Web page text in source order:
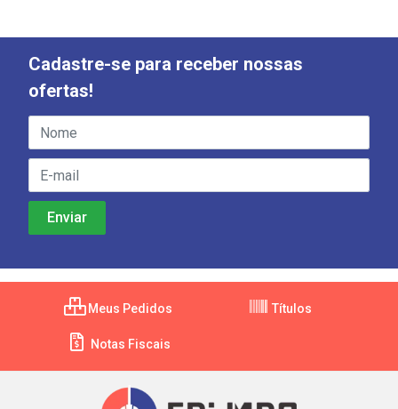
Cadastre-se para receber nossas
ofertas!
Meus Pedidos Títulos
Notas Fiscais